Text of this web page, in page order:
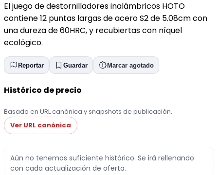
El juego de destornilladores inalámbricos HOTO
contiene 12 puntas largas de acero S2 de 5.08cm con
una dureza de 60HRC, y recubiertas con níquel
ecológico.
Reportar Guardar Marcar agotado
Histórico de precio
Basado en URL canónica y snapshots de publicación.
Ver URL canónica
Aún no tenemos suficiente histórico. Se irá rellenando
con cada actualización de oferta.